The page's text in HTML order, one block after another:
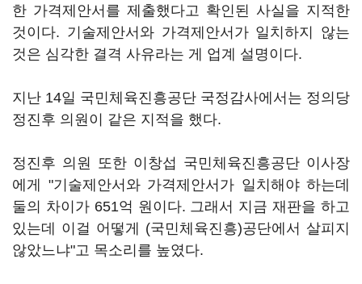
한 가격제안서를 제출했다고 확인된 사실을 지적한
것이다. 기술제안서와 가격제안서가 일치하지 않는
것은 심각한 결격 사유라는 게 업계 설명이다.
지난 14일 국민체육진흥공단 국정감사에서는 정의당
정진후 의원이 같은 지적을 했다.
정진후 의원 또한 이창섭 국민체육진흥공단 이사장
에게 "기술제안서와 가격제안서가 일치해야 하는데
둘의 차이가 651억 원이다. 그래서 지금 재판을 하고
있는데 이걸 어떻게 (국민체육진흥)공단에서 살피지
않았느냐"고 목소리를 높였다.